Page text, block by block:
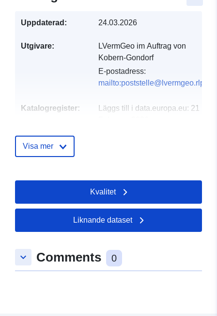
Uppdaterad: 24.03.2026
Utgivare:
LVermGeo im Auftrag von
Kobern-Gondorf
E-postadress:
mailto:poststelle@lvermgeo.rlp.de
Katalogregister: Läggs till i data.europa.eu: 21
50.3012 ], [ 7.4607, 50.3012
], [ 7.4607, 50.2981 ], [
7.45689, 50.2981 ], [
Typ: Polygon
uriRef:
http://data.europa.eu/88u/dataset/
7aca-3f38-8106-b47e741e27c0
Visa mer
Kvalitet
Liknande dataset
keyboard_arrow_down Comments 0